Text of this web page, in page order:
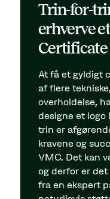
Trin-for-
erhverve
Certificate
At få et gyldigt
af flere
overholdelse,
designe et logo
trin er
kravene og
VMC. Det kan
og derfor er
fra en ekspert